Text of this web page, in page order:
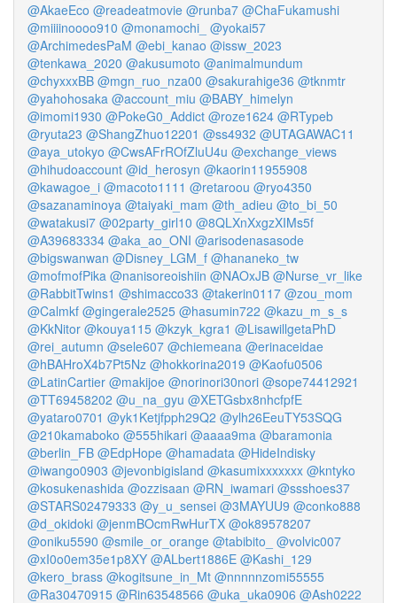
@AkaeEco @readeatmovie @runba7 @ChaFukamushi
@miiiinoooo910 @monamochi_ @yokai57
@ArchimedesPaM @ebi_kanao @issw_2023
@tenkawa_2020 @akusumoto @animalmundum
@chyxxxBB @mgn_ruo_nza00 @sakurahige36 @tknmtr
@yahohosaka @account_miu @BABY_himelyn
@imomi1930 @PokeG0_Addict @roze1624 @RTypeb
@ryuta23 @ShangZhuo12201 @ss4932 @UTAGAWAC11
@aya_utokyo @CwsAFrROfZluU4u @exchange_views
@hihudoaccount @id_herosyn @kaorin11955908
@kawagoe_i @macoto1111 @retaroou @ryo4350
@sazanaminoya @taiyaki_mam @th_adieu @to_bi_50
@watakusi7 @02party_girl10 @8QLXnXxgzXIMs5f
@A39683334 @aka_ao_ONI @arisodenasasode
@bigswanwan @Disney_LGM_f @hananeko_tw
@mofmofPika @nanisoreoishiin @NAOxJB @Nurse_vr_like
@RabbitTwins1 @shimacco33 @takerin0117 @zou_mom
@Calmkf @gingerale2525 @hasumin722 @kazu_m_s_s
@KkNitor @kouya115 @kzyk_kgra1 @LisawillgetaPhD
@rei_autumn @sele607 @chiemeana @erinaceidae
@hBAHroX4b7Pt5Nz @hokkorina2019 @Kaofu0506
@LatinCartier @makijoe @norinori30nori @sope74412921
@TT69458202 @u_na_gyu @XETGsbx8nhcfpfE
@yataro0701 @yk1Ketjfpph29Q2 @ylh26EeuTY53SQG
@210kamaboko @555hikari @aaaa9ma @baramonia
@berlin_FB @EdpHope @hamadata @HideIndisky
@iwango0903 @jevonbigisland @kasumixxxxxxx @kntyko
@kosukenashida @ozzisaan @RN_iwamari @ssshoes37
@STARS02479333 @y_u_sensei @3MAYUU9 @conko888
@d_okidoki @jenmBOcmRwHurTX @ok89578207
@oniku5590 @smile_or_orange @tabibito_
@volvic007
@xI0o0em35e1p8XY @ALbert1886E @Kashi_129
@kero_brass @kogitsune_in_Mt @nnnnnzomi55555
@Ra30470915 @Rin63548566 @uka_uka0906 @Ash0222